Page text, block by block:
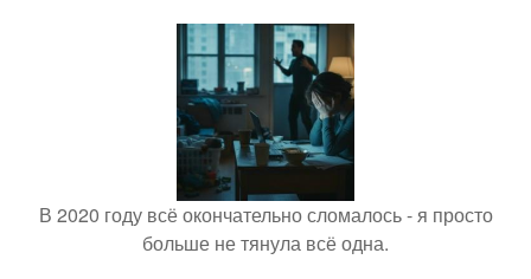
В 2020 году всё окончательно сломалось - я просто
больше не тянула всё одна.